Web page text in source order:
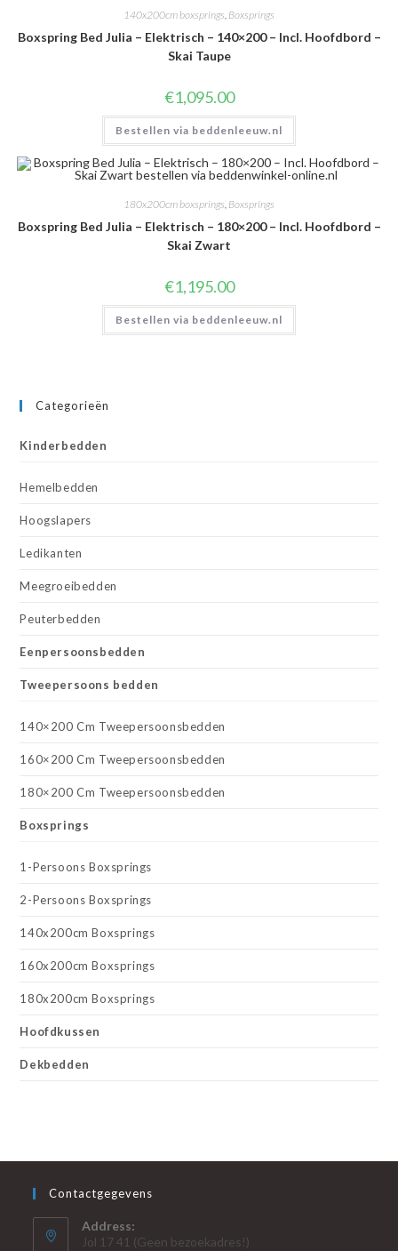
140x200cm boxsprings Boxsprings
Boxspring Bed Julia – Elektrisch – 140×200 – Incl. Hoofdbord –
Skai Taupe
€1,095.00
Bestellen via beddenleeuw.nl
180x200cm boxsprings, Boxsprings
Boxspring Bed Julia – Elektrisch – 180×200 – Incl. Hoofdbord –
Skai Zwart
€1,195.00
Bestellen via beddenleeuw.nl
Categorieën
Kinderbedden
Hemelbedden
Hoogslapers
Ledikanten
Meegroeibedden
Peuterbedden
Eenpersoonsbedden
Tweepersoons bedden
140×200 Cm Tweepersoonsbedden
160×200 Cm Tweepersoonsbedden
180×200 Cm Tweepersoonsbedden
Boxsprings
1-Persoons Boxsprings
2-Persoons Boxsprings
140x200cm Boxsprings
160x200cm Boxsprings
180x200cm Boxsprings
Hoofdkussen
Dekbedden
Contactgegevens
Address:
Jol 17 41 (Geen bezoekadres!)